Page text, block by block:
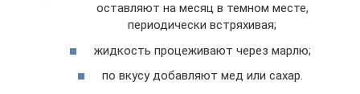
оставляют на месяц в темном месте,
периодически встряхивая;
жидкость процеживают через марлю;
по вкусу добавляют мед или сахар.